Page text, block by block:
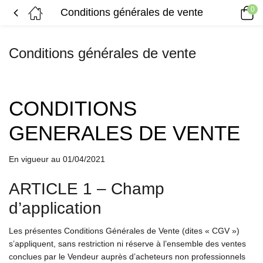
Conditions générales de vente 0
Conditions générales de vente
CONDITIONS
GENERALES DE VENTE
En vigueur au 01/04/2021
ARTICLE 1 – Champ
d’application
Les présentes Conditions Générales de Vente (dites « CGV »)
s’appliquent, sans restriction ni réserve à l’ensemble des ventes
conclues par le Vendeur auprès d’acheteurs non professionnels